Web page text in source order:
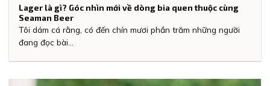
Lager là gì? Góc nhìn mới về dòng bia quen thuộc cùng
Seaman Beer
Tôi dám cá rằng, có đến chín mươi phần trăm những người
đang đọc bài...